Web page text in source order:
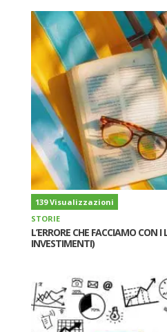
139 Visualizzazioni
STORIE
L’ERRORE CHE FACCIAMO CON
INVESTIMENTI)